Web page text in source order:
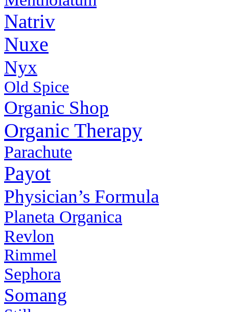
Natriv
Nuxe
Nyx
Old Spice
Organic Shop
Organic Therapy
Parachute
Payot
Physiсian’s Formula
Planeta Organica
Revlon
Rimmel
Sephora
Somang